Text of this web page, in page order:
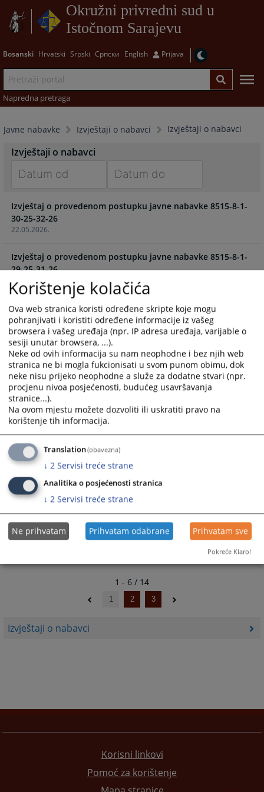
Okružni privredni sud u
Istočnom Sarajevu
Bosanski Hrvatski Srpski Српски English Prijava
Napredna pretraga
Javne nabavke Izvještaji o nabavci Izvještaji o nabavci
Izvještaji o nabavci
Izvještaji o nabavci
forward
to
interact
with
the
calendar
and
select
a
date.
Press
the
question
mark
key
to
get
the
shortcuts
for
changing
dates.
forward
with
the
calendar
and
select
a
date.
Press
the
question
mark
key
get
the
shortcuts
for
changing
22.05.2026.
Izvještaj o provedenom postupku javne nabavke 8515-8-1-
30-25-32-26
21.05.2026.
Izvještaj o provedenom postupku javne nabavke 8515-8-1-
29-25-31-26
29.12.2025.
Izvještaj o provedenom postupku javne nabavke 8515-8-1-
48-25-45-25
29.12.2025.
Izvještaj o provedenom postupku javne nabavke 8515-8-1-
44-25-49-25
24.09.2024.
Izvještaj o provedenom postupku javne nabavke 8515-8-1-
2-25-1-24
29.09.2023.
Izvještaj o provedenom postupku javne nabavke 8515-8-1-
1 - 6 / 14
1 2 3
Korisni linkovi
Pomoć za korištenje
Korištenje kolačića
Ova web stranica koristi određene skripte koje mogu
pohranjivati i koristiti određene informacije iz vašeg
browsera i vašeg uređaja (npr. IP adresa uređaja, varijable o
sesiji unutar browsera, ...).
Neke od ovih informacija su nam neophodne i bez njih web
stranica ne bi mogla fukcionisati u svom punom obimu, dok
neke nisu prijeko neophodne a služe za dodatne stvari (npr.
procjenu nivoa posjećenosti, budućeg usavršavanja
stranice...).
Na ovom mjestu možete dozvoliti ili uskratiti pravo na
korištenje tih informacija.
Translation(obavezna)
↓ 2 Servisi treće strane
Analitika o posjećenosti stranica
↓ 2 Servisi treće strane
Ne prihvatam Prihvatam odabrane Prihvatam sve
Pokreće Klaro!